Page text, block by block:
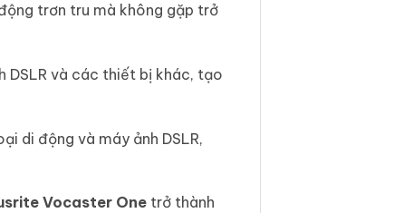
trơn tru mà không gặp trở
DSLR và các thiết bị khác, tạo
di động và máy ảnh DSLR,
Vocaster One trở thành